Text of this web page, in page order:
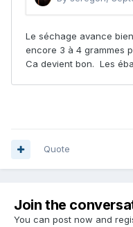
Quote
Join the
You can post now and